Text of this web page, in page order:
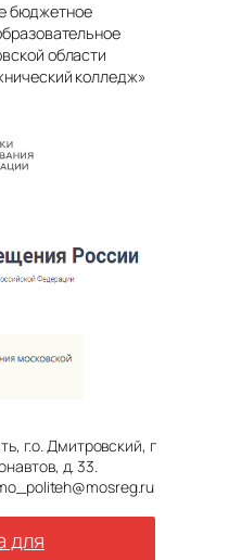
бюджетное
области
колледж»
г.о. Дмитровский, г
д. 33.
для